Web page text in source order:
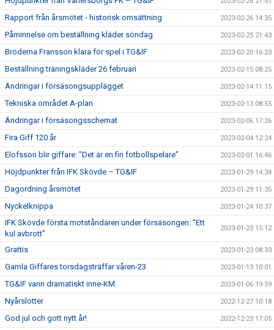
Rapport från årsmötet - historisk omsättning 2023-02-26 14:35
Påminnelse om beställning kläder söndag 2023-02-25 21:43
Bröderna Fransson klara för spel i TG&IF 2023-02-20 16:23
Beställning träningskläder 26 februari 2023-02-15 08:25
Ändringar i försäsongsupplägget 2023-02-14 11:15
Tekniska området A-plan 2023-02-13 08:55
Ändringar i försäsongsschemat 2023-02-06 17:26
Fira Giff 120 år 2023-02-04 12:24
Elofsson blir giffare: ”Det är en fin fotbollspelare” 2023-02-01 16:46
Höjdpunkter från IFK Skövde – TG&IF 2023-01-29 14:34
Dagordning årsmötet 2023-01-29 11:35
Nyckelknippa 2023-01-24 10:37
IFK Skövde första motståndaren under försäsongen: ”Ett
kul avbrott”
2023-01-23 15:12
Grattis 2023-01-23 08:33
Gamla Giffares torsdagsträffar våren-23 2023-01-13 10:01
TG&IF vann dramatiskt inne-KM 2023-01-06 19:59
Nyårslotter 2022-12-27 10:18
God jul och gott nytt år! 2022-12-23 17:05